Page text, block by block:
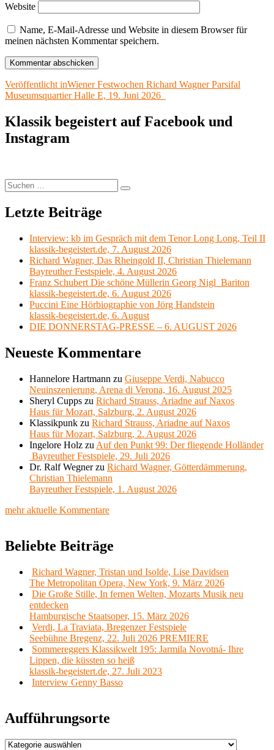
Website
Name, E-Mail-Adresse und Website in diesem Browser für
meinen nächsten Kommentar speichern.
Beitragsnavigation
Veröffentlicht inWiener Festwochen Richard Wagner Parsifal
Museumsquartier Halle E, 19. Juni 2026
Klassik begeistert auf Facebook und
Instagram
Suchen
nach:
Suchen
Letzte Beiträge
Interview: kb im Gespräch mit dem Tenor Long Long, Teil II
klassik-begeistert.de, 7. August 2026
Richard Wagner, Das Rheingold II, Christian Thielemann
Bayreuther Festspiele, 4. August 2026
Franz Schubert Die schöne Müllerin Georg Nigl Bariton
klassik-begeistert.de, 6. August 2026
Puccini Eine Hörbiographie von Jörg Handstein
klassik-begeistert.de, 6. August
DIE DONNERSTAG-PRESSE – 6. AUGUST 2026
Neueste Kommentare
Hannelore Hartmann zu Giuseppe Verdi, Nabucco
Neuinszenierung, Arena di Verona, 16. August 2025
Sheryl Cupps zu Richard Strauss, Ariadne auf Naxos
Haus für Mozart, Salzburg, 2. August 2026
Klassikpunk zu Richard Strauss, Ariadne auf Naxos
Haus für Mozart, Salzburg, 2. August 2026
Ingelore Holz zu Auf den Punkt 99: Der fliegende Holländer
Bayreuther Festspiele, 29. Juli 2026
Dr. Ralf Wegnerzu Richard Wagner, Götterdämmerung,
Christian Thielemann
Bayreuther Festspiele, 1. August 2026
mehr aktuelle Kommentare
Beliebte Beiträge
Richard Wagner, Tristan und Isolde, Lise Davidsen
The Metropolitan Opera, New York, 9. März 2026
Die Große Stille, In fernen Welten, Mozarts Musik neu
entdecken
Hamburgische Staatsoper, 15. März 2026
Verdi, La Traviata, Bregenzer Festspiele
Seebühne Bregenz, 22. Juli 2026 PREMIERE
Sommereggers Klassikwelt 195: Jarmila Novotná- Ihre
Lippen, die küssten so heiß
klassik-begeistert.de, 27. Juli 2023
Interview Genny Basso
Aufführungsorte
Aufführungsorte